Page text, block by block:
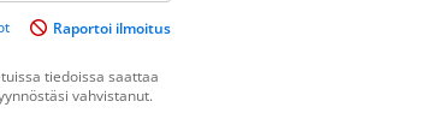
Raportoi ilmoitus
tiedoissa saattaa
vahvistanut.